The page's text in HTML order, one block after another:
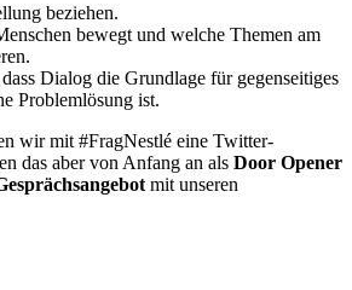
beziehen.
bewegt und welche Themen am
Dialog die Grundlage für gegenseitiges
Problemlösung ist.
wir mit #FragNestlé eine Twitter-
das aber von Anfang an als Door Opener
mit unseren